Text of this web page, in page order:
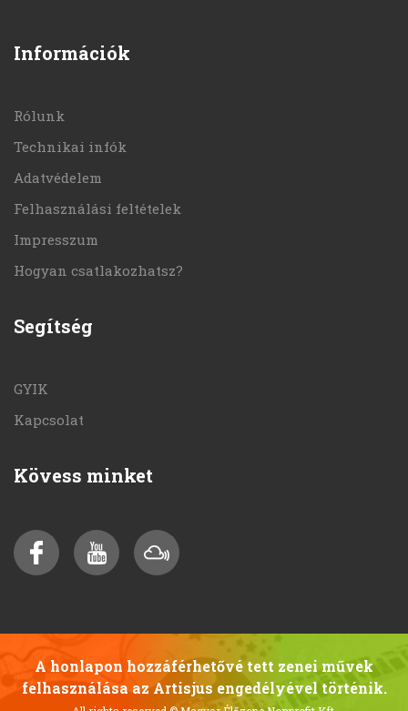
Információk
Rólunk
Technikai infók
Adatvédelem
Felhasználási feltételek
Impresszum
Hogyan csatlakozhatsz?
Segítség
GYIK
Kapcsolat
Kövess minket
A honlapon hozzáférhetővé tett zenei művek
felhasználása az Artisjus engedélyével történik.